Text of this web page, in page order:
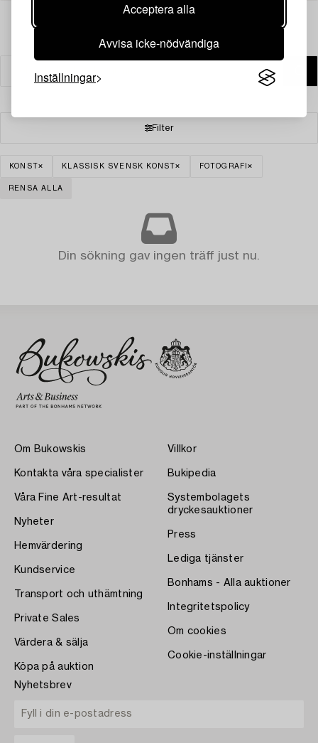
Acceptera alla
Avvisa icke-nödvändiga
Inställningar
Filter
KONST KLASSISK SVENSK KONST FOTOGRAFI
RENSA ALLA
Din sökning gav ingen träff just nu.
Om Bukowskis
Kontakta våra specialister
Våra Fine Art-resultat
Nyheter
Hemvärdering
Kundservice
Transport och uthämtning
Private Sales
Värdera & sälja
Köpa på auktion
Villkor
Bukipedia
Systembolagets
dryckesauktioner
Press
Lediga tjänster
Bonhams - Alla auktioner
Integritetspolicy
Om cookies
Cookie-inställningar
Nyhetsbrev